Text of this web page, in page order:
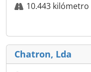
10.443 kilómetro
Chatron, Lda